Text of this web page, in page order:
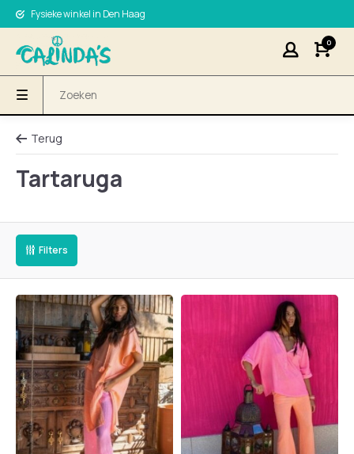
Fysieke winkel in Den Haag
0
Terug
Tartaruga
Filters